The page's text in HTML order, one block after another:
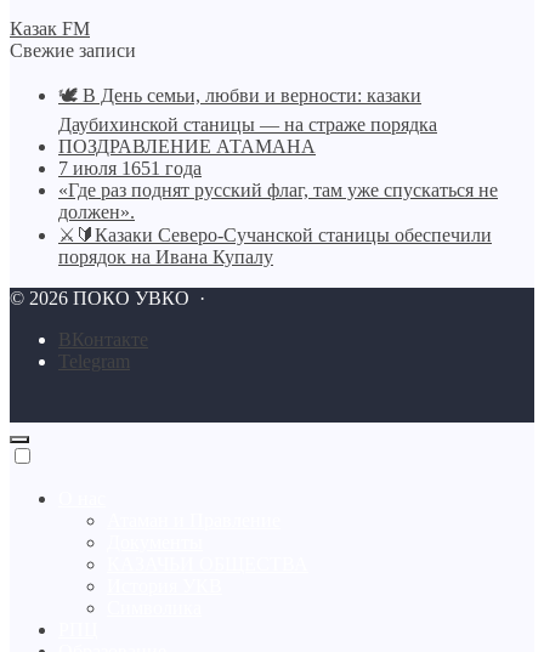
Казак FM
Свежие записи
🕊️ В День семьи, любви и верности: казаки
Даубихинской станицы — на страже порядка
ПОЗДРАВЛЕНИЕ АТАМАНА
7 июля 1651 года
«Где раз поднят русский флаг, там уже спускаться не
должен».
⚔🔰Казаки Северо-Сучанской станицы обеспечили
порядок на Ивана Купалу
© 2026 ПОКО УВКО ·
BКонтакте
Telegram